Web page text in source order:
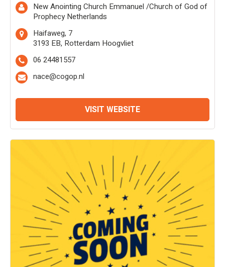
New Anointing Church Emmanuel /Church of God of
Prophecy Netherlands
Haifaweg, 7
3193 EB, Rotterdam Hoogvliet
06 24481557
nace@cogop.nl
VISIT WEBSITE